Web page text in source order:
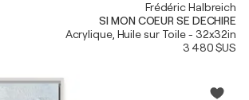
Frédéric Halbreich
SI MON COEUR SE DECHIRE
Acrylique, Huile sur Toile - 32x32in
3 480 $US